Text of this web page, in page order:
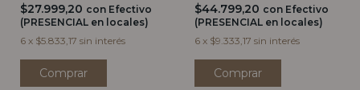
$27.999,20 con Efectivo
(PRESENCIAL en locales)
6 x $5.833,17 sin interés
$44.799,20 con Efectivo
(PRESENCIAL en locales)
6 x $9.333,17 sin interés
Comprar